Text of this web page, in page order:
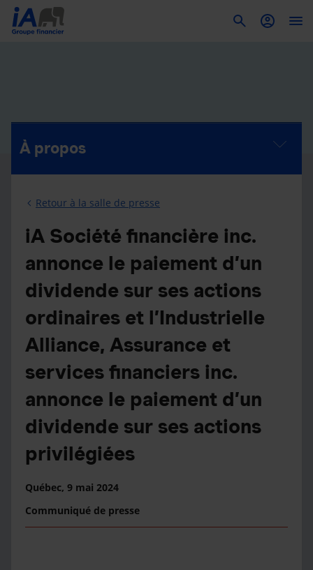
À propos
Retour à la salle de presse
iA Société financière inc.
annonce le paiement d’un
dividende sur ses actions
ordinaires et l’Industrielle
Alliance, Assurance et
services financiers inc.
annonce le paiement d’un
dividende sur ses actions
privilégiées
Québec, 9 mai 2024
Communiqué de presse